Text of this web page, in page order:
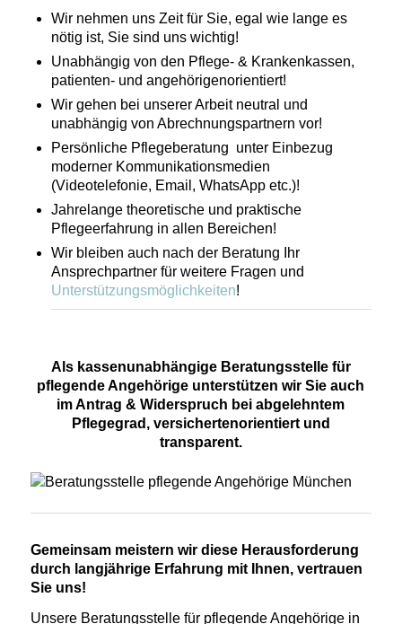
Wir nehmen uns Zeit für Sie, egal wie lange es
nötig ist, Sie sind uns wichtig!
Unabhängig von den Pflege- & Krankenkassen,
patienten- und angehörigenorientiert!
Wir gehen bei unserer Arbeit neutral und
unabhängig von Abrechnungspartnern vor!
Persönliche Pflegeberatung unter Einbezug
moderner Kommunikationsmedien
(Videotelefonie, Email, WhatsApp etc.)!
Jahrelange theoretische und praktische
Pflegeerfahrung in allen Bereichen!
Wir bleiben auch nach der Beratung Ihr
Ansprechpartner für weitere Fragen und
Unterstützungsmöglichkeiten!
Als kassenunabhängige Beratungsstelle für
pflegende Angehörige unterstützen wir Sie auch
im Antrag & Widerspruch bei abgelehntem
Pflegegrad, versichertenorientiert und
transparent.
Gemeinsam meistern wir diese Herausforderung
durch langjährige Erfahrung mit Ihnen, vertrauen
Sie uns!
Unsere Beratungsstelle für pflegende Angehörige in